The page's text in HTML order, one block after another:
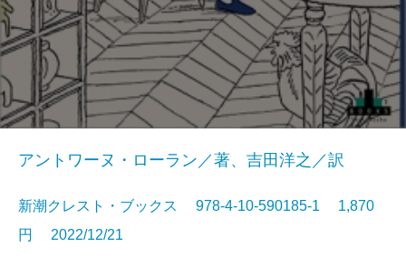
アントワーヌ・ローラン／著、吉田洋之／訳
新潮クレスト・ブックス 978-4-10-590185-1 1,870
円 2022/12/21